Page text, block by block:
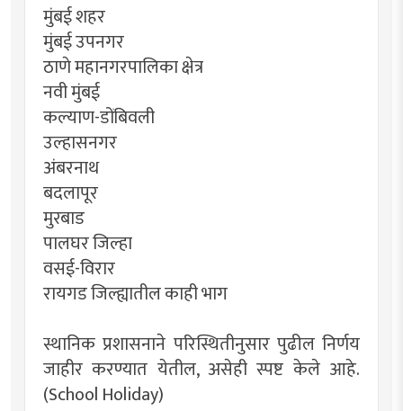
मुंबई शहर
मुंबई उपनगर
ठाणे महानगरपालिका क्षेत्र
नवी मुंबई
कल्याण-डोंबिवली
उल्हासनगर
अंबरनाथ
बदलापूर
मुरबाड
पालघर जिल्हा
वसई-विरार
रायगड जिल्ह्यातील काही भाग
स्थानिक प्रशासनाने परिस्थितीनुसार पुढील निर्णय
जाहीर करण्यात येतील, असेही स्पष्ट केले आहे.
(School Holiday)